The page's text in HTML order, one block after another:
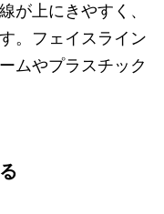
が上にきやすく、
。フェイスライン
ムやプラスチック